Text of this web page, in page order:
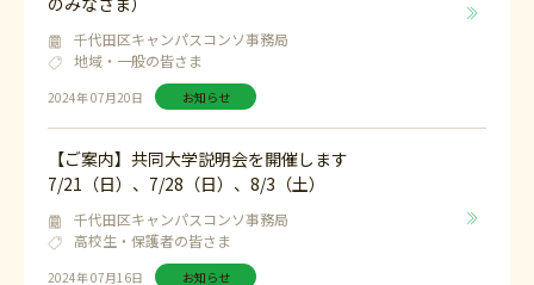
2024年 07月20日 お知らせ
千代田区キャンパスコンソ事務局
地域・一般の皆さま
2024年 07月16日 お知らせ
【ご案内】共同大学説明会を開催します
7/21（日）、7/28（日）、8/3（土）
千代田区キャンパスコンソ事務局
高校生・保護者の皆さま